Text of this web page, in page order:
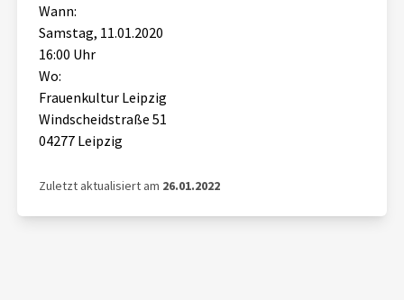
Wann:
Samstag, 11.01.2020
16:00 Uhr
Wo:
Frauenkultur Leipzig
Windscheidstraße 51
04277 Leipzig
Zuletzt aktualisiert am 26.01.2022